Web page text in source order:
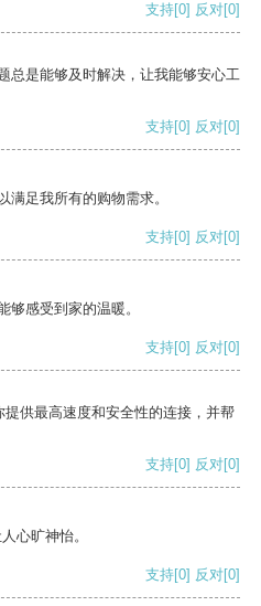
支持[0] 反对[0]
总是能够及时解决，让我能够安心工
支持[0] 反对[0]
满足我所有的购物需求。
支持[0] 反对[0]
够感受到家的温暖。
支持[0] 反对[0]
供最高速度和安全性的连接，并帮
支持[0] 反对[0]
心旷神怡。
支持[0] 反对[0]